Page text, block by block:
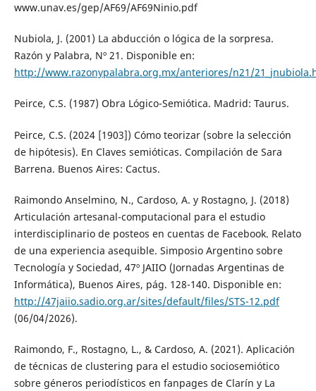
www.unav.es/gep/AF69/AF69Ninio.pdf
Nubiola, J. (2001) La abducción o lógica de la sorpresa.
Razón y Palabra, Nº 21. Disponible en:
http://www.razonypalabra.org.mx/anteriores/n21/
Peirce, C.S. (1987) Obra Lógico-Semiótica. Madrid: Taurus.
Peirce, C.S. (2024 [1903]) Cómo teorizar (sobre la selección
de hipótesis). En Claves semióticas. Compilación de Sara
Barrena. Buenos Aires: Cactus.
Raimondo Anselmino, N., Cardoso, A. y Rostagno, J. (2018)
Articulación artesanal-computacional para el estudio
interdisciplinario de posteos en cuentas de Facebook. Relato
de una experiencia asequible. Simposio Argentino sobre
Tecnología y Sociedad, 47º JAIIO (Jornadas Argentinas de
Informática), Buenos Aires, pág. 128-140. Disponible en:
http://47jaiio.sadio.org.ar/sites/default/files/STS-12.pdf
(06/04/2026).
Raimondo, F., Rostagno, L., & Cardoso, A. (2021). Aplicación
de técnicas de clustering para el estudio sociosemiótico
sobre géneros periodísticos en fanpages de Clarín y La